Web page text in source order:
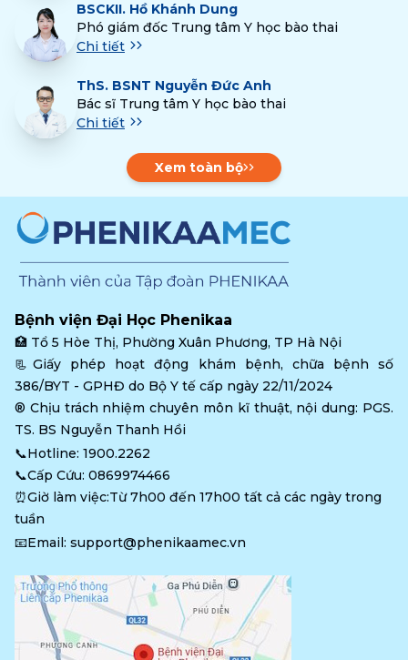
BSCKII. Hồ Khánh Dung
Phó giám đốc Trung tâm Y học bào thai
Chi tiết
ThS. BSNT Nguyễn Đức Anh
Bác sĩ Trung tâm Y học bào thai
Chi tiết
Xem toàn bộ
Bệnh viện Đại Học Phenikaa
🏥 Tổ 5 Hòe Thị, Phường Xuân Phương, TP Hà Nội
📃Giấy phép hoạt động khám bệnh, chữa bệnh số
386/BYT - GPHĐ do Bộ Y tế cấp ngày 22/11/2024
®️ Chịu trách nhiệm chuyên môn kĩ thuật, nội dung: PGS.
TS. BS Nguyễn Thanh Hồi
📞Hotline: 1900.2262
📞Cấp Cứu: 0869974466
⏰Giờ làm việc:Từ 7h00 đến 17h00 tất cả các ngày trong
tuần
📧Email: support@phenikaamec.vn